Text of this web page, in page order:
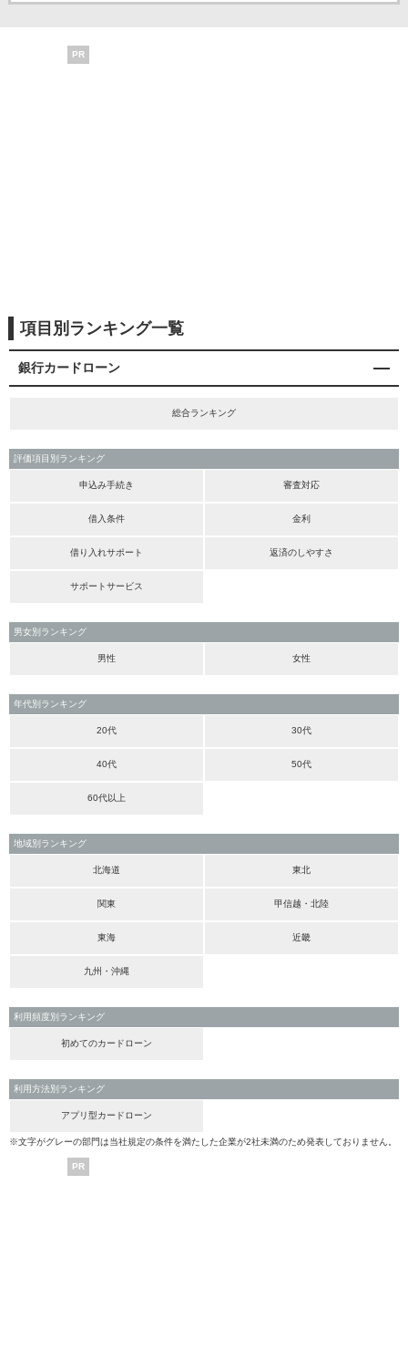
PR
項目別ランキング一覧
銀行カードローン
総合ランキング
評価項目別ランキング
申込み手続き 審査対応
借入条件 金利
借り入れサポート 返済のしやすさ
サポートサービス
男女別ランキング
男性 女性
年代別ランキング
20代 30代
40代 50代
60代以上
地域別ランキング
北海道 東北
関東 甲信越・北陸
東海 近畿
九州・沖縄
利用頻度別ランキング
初めてのカードローン
利用方法別ランキング
アプリ型カードローン
※文字がグレーの部門は当社規定の条件を満たした企業が2社未満のため発表しておりません。
PR